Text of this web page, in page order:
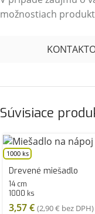
možnostiach
Súvisiace
1000 ks
Drevené miešadlo
14 cm
1000 ks
3,57€ (2,90€ bez DPH)